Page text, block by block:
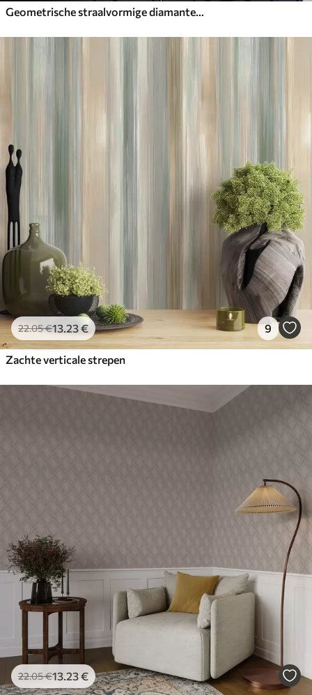
Geometrische straalvormige diamanten op een donkerblauwe achtergrond
22.05€13.23€ 9
Zachte verticale strepen
22.05€13.23€